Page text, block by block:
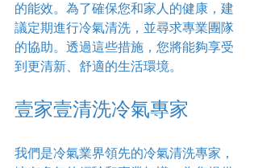
的能效。為了確保您和家人的健康，建
議定期進行冷氣清洗，並尋求專業團隊
的協助。透過這些措施，您將能夠享受
到更清新、舒適的生活環境。
壹家壹清洗冷氣專家
我們是冷氣業界領先的冷氣清洗專家，